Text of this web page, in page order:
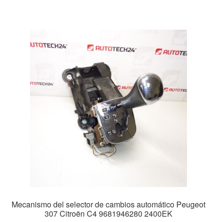
Mecanismo del selector de cambios automático Peugeot
307 Citroën C4 9681946280 2400EK